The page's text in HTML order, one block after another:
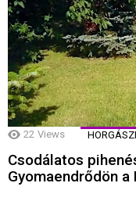
22 Views
Csodálatos
Gyomaendrődön a